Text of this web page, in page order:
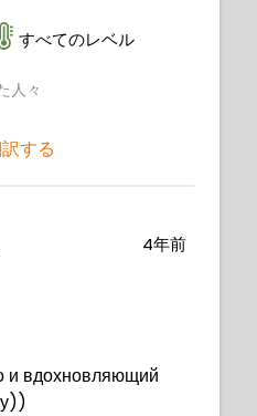
すべてのレベル
人々
する
4年前
и вдохновляющий